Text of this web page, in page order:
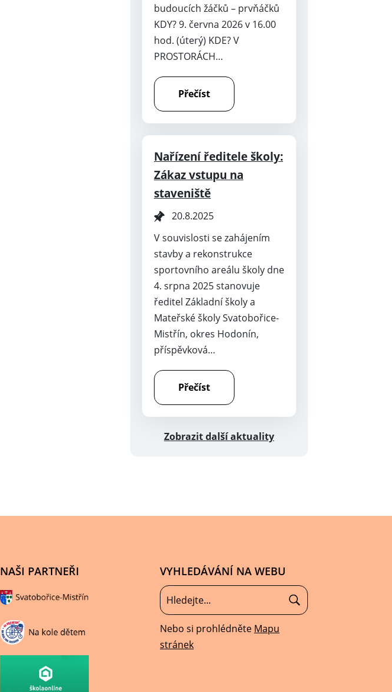
budoucích žáčků – prvňáčků
KDY? 9. června 2026 v 16.00
hod. (úterý) KDE? V
PROSTORÁCH…
Přečíst
Nařízení ředitele školy:
Zákaz vstupu na
staveniště
20.8.2025
V souvislosti se zahájením
stavby a rekonstrukce
sportovního areálu školy dne
4. srpna 2025 stanovuje
ředitel Základní školy a
Mateřské školy Svatobořice-
Mistřín, okres Hodonín,
příspěvková…
Přečíst
Zobrazit další aktuality
NAŠI PARTNEŘI VYHLEDÁVÁNÍ NA WEBU
Nebo si prohlédněte Mapu
stránek